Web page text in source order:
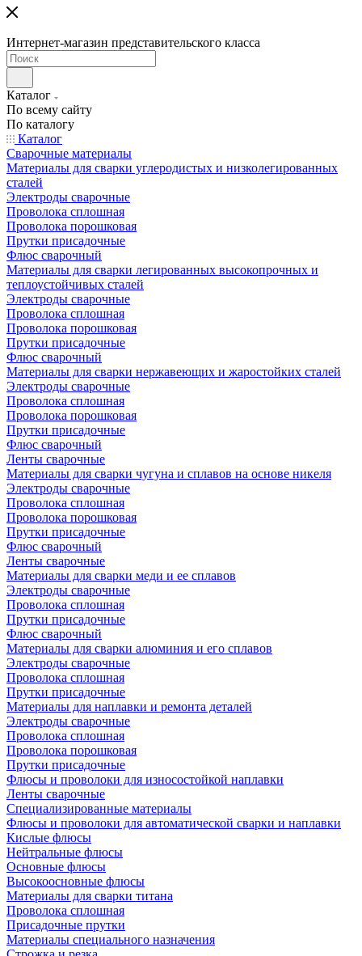
Интернет-магазин представительского класса
Каталог
По всему сайту
По каталогу
Каталог
Сварочные материалы
Материалы для сварки углеродистых и низколегированных
сталей
Электроды сварочные
Проволока сплошная
Проволока порошковая
Прутки присадочные
Флюс сварочный
Материалы для сварки легированных высокопрочных и
теплоустойчивых сталей
Электроды сварочные
Проволока сплошная
Проволока порошковая
Прутки присадочные
Флюс сварочный
Материалы для сварки нержавеющих и жаростойких сталей
Электроды сварочные
Проволока сплошная
Проволока порошковая
Прутки присадочные
Флюс сварочный
Ленты сварочные
Материалы для сварки чугуна и сплавов на основе никеля
Электроды сварочные
Проволока сплошная
Проволока порошковая
Прутки присадочные
Флюс сварочный
Ленты сварочные
Материалы для сварки меди и ее сплавов
Электроды сварочные
Проволока сплошная
Прутки присадочные
Флюс сварочный
Материалы для сварки алюминия и его сплавов
Электроды сварочные
Проволока сплошная
Прутки присадочные
Материалы для наплавки и ремонта деталей
Электроды сварочные
Проволока сплошная
Проволока порошковая
Прутки присадочные
Флюсы и проволоки для износостойкой наплавки
Ленты сварочные
Специализированные материалы
Флюсы и проволоки для автоматической сварки и наплавки
Кислые флюсы
Нейтральные флюсы
Основные флюсы
Высокоосновные флюсы
Материалы для сварки титана
Проволока сплошная
Присадочные прутки
Материалы специального назначения